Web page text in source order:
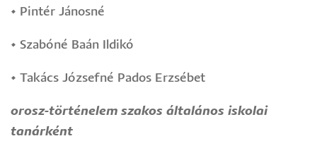
• Pintér Jánosné
• Szabóné Baán Ildikó
• Takács Józsefné Pados Erzsébet
orosz-történelem szakos általános iskolai
tanárként